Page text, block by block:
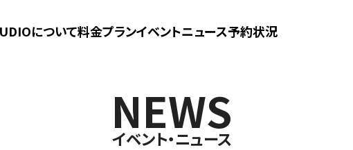
について料金プランイベントニュース予約状況
NEWS
イベント・ニュース